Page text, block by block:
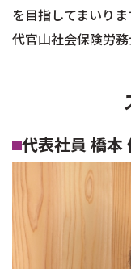
を目指してまいりま
代官山社会保険労
代表社員 橋本